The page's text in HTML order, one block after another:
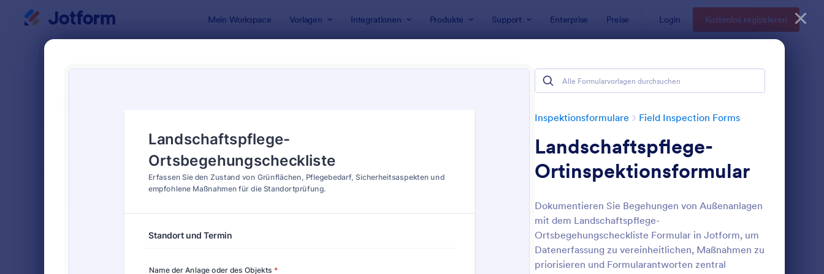
Mein Workspace Vorlagen Integrationen Produkte Support Enterprise Preise Login Kostenlos registrieren
Inspektionsformulare Field Inspection Forms
Landschaftspflege-
Ortinspektionsformular
Dokumentieren Sie Begehungen von Außenanlagen
mit dem Landschaftspflege-
Ortsbegehungscheckliste Formular in Jotform, um
Datenerfassung zu vereinheitlichen, Maßnahmen zu
priorisieren und Formularantworten zentral
: Dachinspektions Checkliste
Klassisch